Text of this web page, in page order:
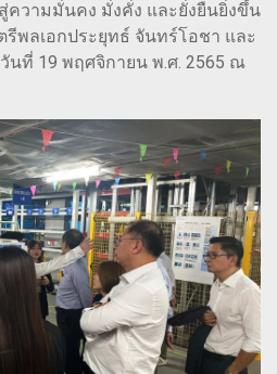
ความมั่นคง มั่งคั่ง และยั่งยืนยิ่งขึ้น
พลเอกประยุทธ์ จันทร์โอชา และ
นที่ 19 พฤศจิกายน พ.ศ. 2565 ณ